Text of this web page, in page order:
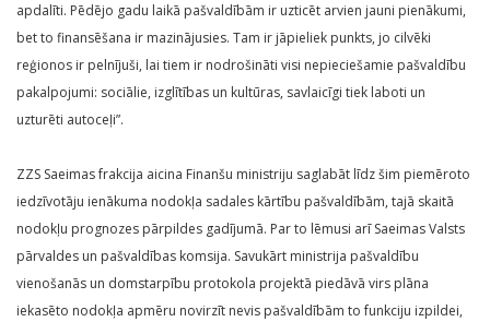
apdalīti. Pēdējo gadu laikā pašvaldībām ir uzticēt arvien jauni pienākumi,
bet to finansēšana ir mazinājusies. Tam ir jāpieliek punkts, jo cilvēki
reģionos ir pelnījuši, lai tiem ir nodrošināti visi nepieciešamie pašvaldību
pakalpojumi: sociālie, izglītības un kultūras, savlaicīgi tiek laboti un
uzturēti autoceļi”.
ZZS Saeimas frakcija aicina Finanšu ministriju saglabāt līdz šim piemēroto
iedzīvotāju ienākuma nodokļa sadales kārtību pašvaldībām, tajā skaitā
nodokļu prognozes pārpildes gadījumā. Par to lēmusi arī Saeimas Valsts
pārvaldes un pašvaldības komsija. Savukārt ministrija pašvaldību
vienošanās un domstarpību protokola projektā piedāvā virs plāna
iekasēto nodokļa apmēru novirzīt nevis pašvaldībām to funkciju izpildei,